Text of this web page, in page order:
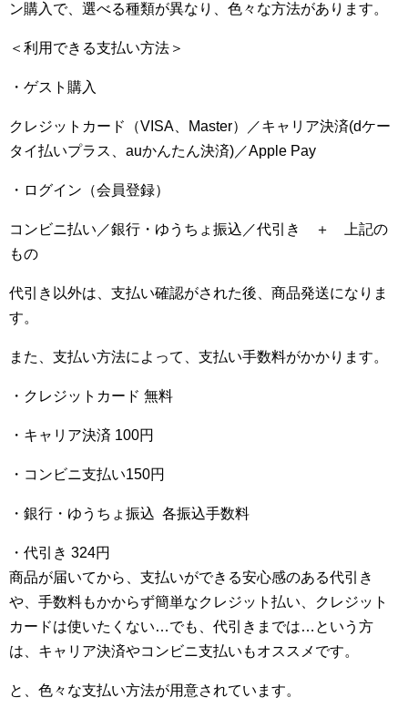
ン購入で、選べる種類が異なり、色々な方法があります。
＜利用できる支払い方法＞
・ゲスト購入
クレジットカード（VISA、Master）／キャリア決済(dケー
タイ払いプラス、auかんたん決済)／Apple Pay
・ログイン（会員登録）
コンビニ払い／銀行・ゆうちょ振込／代引き ＋ 上記の
もの
代引き以外は、支払い確認がされた後、商品発送になりま
す。
また、支払い方法によって、支払い手数料がかかります。
・クレジットカード 無料
・キャリア決済 100円
・コンビニ支払い150円
・銀行・ゆうちょ振込 各振込手数料
・代引き 324円
商品が届いてから、支払いができる安心感のある代引き
や、手数料もかからず簡単なクレジット払い、クレジット
カードは使いたくない…でも、代引きまでは…という方
は、キャリア決済やコンビニ支払いもオススメです。
と、色々な支払い方法が用意されています。